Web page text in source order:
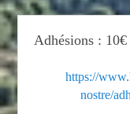
Adhésions :
https://
nostre/